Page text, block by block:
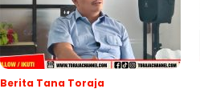
Berita Tana Toraja